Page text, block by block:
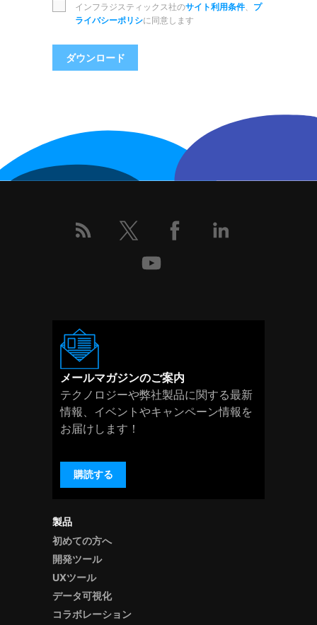
インフラジスティックス社のサイト利用条件、 プ
ライバシーポリシに同意します
ダウンロード
製品
初めての方へ
開発ツール
UXツール
データ可視化
コラボレーション
メールマガジンのご案内
テクノロジーや弊社製品に関する最新
情報、イベントやキャンペーン情報を
お届けします！
購読する